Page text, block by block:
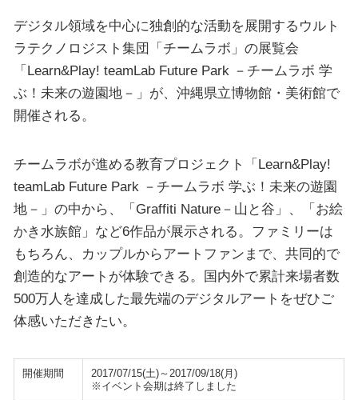
デジタル領域を中心に独創的な活動を展開するウルト
ラテクノロジスト集団「チームラボ」の展覧会
「Learn&Play! teamLab Future Park －チームラボ 学
ぶ！未来の遊園地－」が、沖縄県立博物館・美術館で
開催される。
チームラボが進める教育プロジェクト「Learn&Play!
teamLab Future Park －チームラボ 学ぶ！未来の遊園
地－」の中から、「Graffiti Nature－山と谷」、「お絵
かき水族館」など6作品が展示される。ファミリーは
もちろん、カップルからアートファンまで、共同的で
創造的なアートが体験できる。国内外で累計来場者数
500万人を達成した最先端のデジタルアートをぜひご
体感いただきたい。
開催期間
2017/07/15(土)～2017/09/18(月)
※イベント会期は終了しました